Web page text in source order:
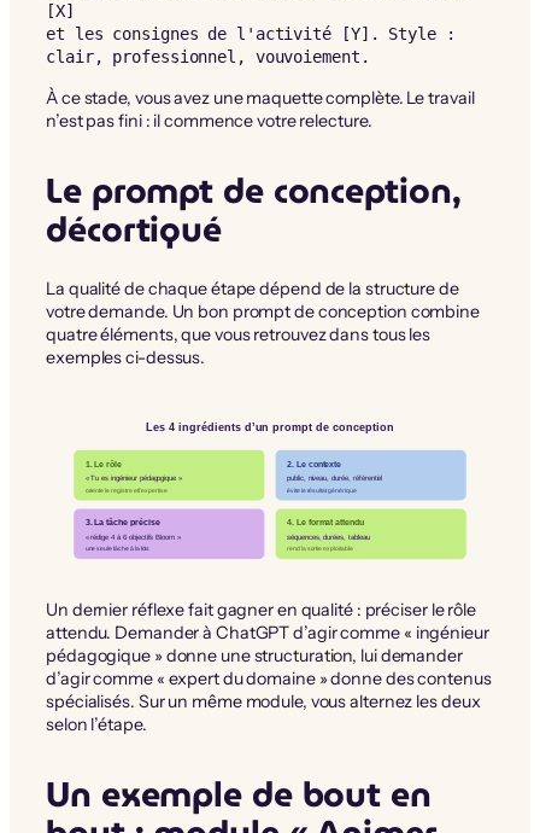
[X]
et les consignes de l'activité [Y]. Style :
clair, professionnel, vouvoiement.
À ce stade, vous avez une maquette complète. Le travail
n’est pas fini : il commence votre relecture.
Le prompt de conception,
décortiqué
La qualité de chaque étape dépend de la structure de
votre demande. Un bon prompt de conception combine
quatre éléments, que vous retrouvez dans tous les
exemples ci-dessus.
Les 4 ingrédients d’un prompt de conception
1. Le rôle
« Tu es ingénieur pédagogique »
oriente le registre et l’expertise
2. Le contexte
public, niveau, durée, référentiel
évite le résultat générique
3. La tâche précise
« rédige 4 à 6 objectifs Bloom »
une seule tâche à la fois
4. Le format attendu
séquences, durées, tableau
rend la sortie exploitable
Un dernier réflexe fait gagner en qualité : préciser le rôle
attendu. Demander à ChatGPT d’agir comme « ingénieur
pédagogique » donne une structuration, lui demander
d’agir comme « expert du domaine » donne des contenus
spécialisés. Sur un même module, vous alternez les deux
selon l’étape.
Un exemple de bout en